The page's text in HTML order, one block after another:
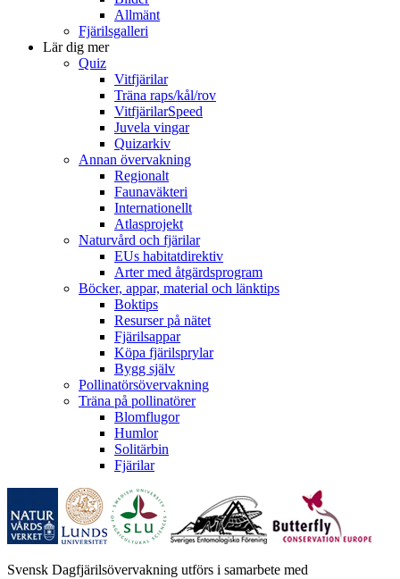
Allmänt
Fjärilsgalleri
Lär dig mer
Quiz
Vitfjärilar
Träna raps/kål/rov
VitfjärilarSpeed
Juvela vingar
Quizarkiv
Annan övervakning
Regionalt
Faunaväkteri
Internationellt
Atlasprojekt
Naturvård och fjärilar
EUs habitatdirektiv
Arter med åtgärdsprogram
Böcker, appar, material och länktips
Boktips
Resurser på nätet
Fjärilsappar
Köpa fjärilsprylar
Bygg själv
Pollinatörsövervakning
Träna på pollinatörer
Blomflugor
Humlor
Solitärbin
Fjärilar
Svensk Dagfjärilsövervakning utförs i samarbete med